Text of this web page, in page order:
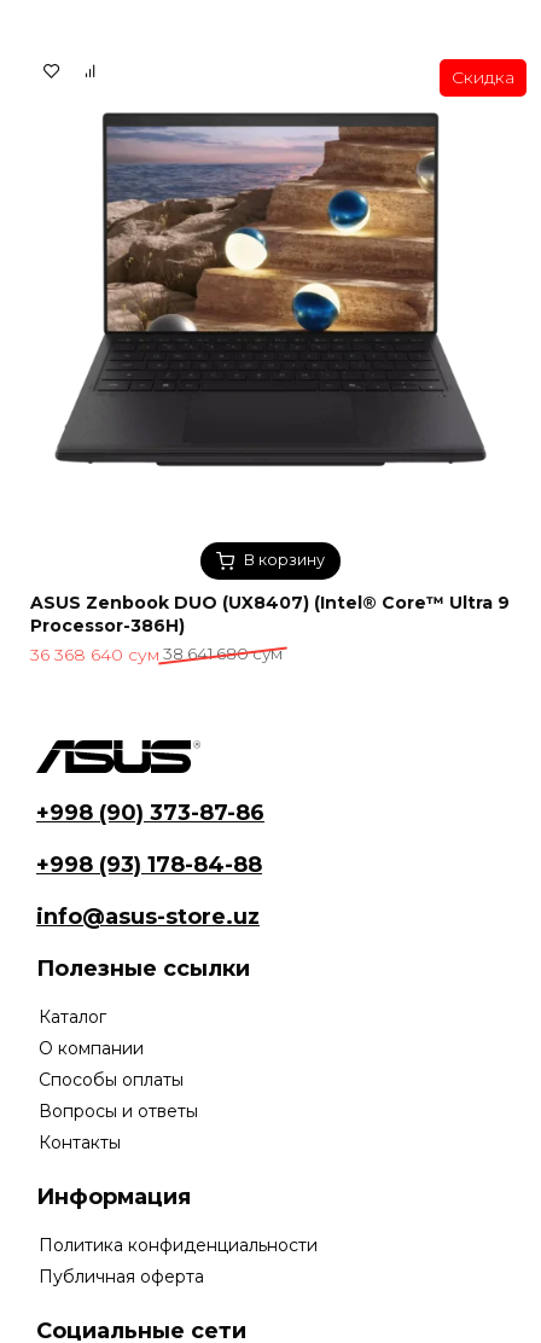
В корзину
Скидка
ASUS Zenbook DUO (UX8407) (Intel® Core™ Ultra 9
Processor-386H)
38 641 680сум
Первоначальная
641
36 368 640 сум
Текущая
640 сум.
+998 (90) 373-87-86
+998 (93) 178-84-88
info@asus-store.uz
Полезные ссылки
Каталог
О компании
Способы оплаты
Вопросы и ответы
Контакты
Информация
Политика конфиденциальности
Публичная оферта
Социальные сети